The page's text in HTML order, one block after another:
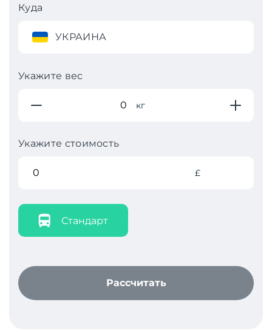
Куда
УКРАИНА
Укажите вес
кг
Укажите стоимость
£
Стандарт
Рассчитать